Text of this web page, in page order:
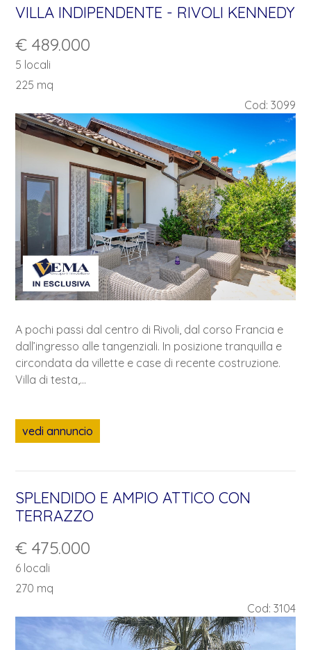
VILLA INDIPENDENTE - RIVOLI KENNEDY
€ 489.000
5 locali
225 mq
Cod: 3099
A pochi passi dal centro di Rivoli, dal corso Francia e
dall’ingresso alle tangenziali. In posizione tranquilla e
circondata da villette e case di recente costruzione.
Villa di testa,...
vedi annuncio
SPLENDIDO E AMPIO ATTICO CON
TERRAZZO
€ 475.000
6 locali
270 mq
Cod: 3104